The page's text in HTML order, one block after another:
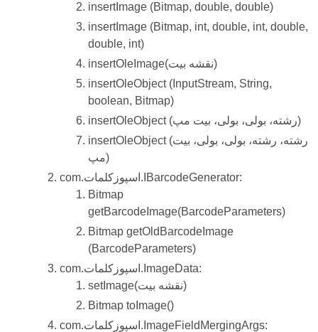
insertImage (Bitmap, double, double)
insertImage (Bitmap, int, double, int, double,
double, int)
insertOleImage(نقشه بیت)
insertOleObject (InputStream, String,
boolean, Bitmap)
insertOleObject (رشته، بولی، بولی، بیت مپ)
insertOleObject (رشته، رشته، بولی، بولی، بیت
مپ)
com.اسپوزکلمات.IBarcodeGenerator:
Bitmap
getBarcodeImage(BarcodeParameters)
Bitmap getOldBarcodeImage
(BarcodeParameters)
com.اسپوزکلمات.ImageData:
setImage(نقشه بیت)
Bitmap toImage()
com.اسپوزکلمات.ImageFieldMergingArgs: